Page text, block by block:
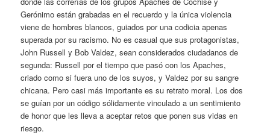
Gerónimo están grabadas en el recuerdo y la única violencia
viene de hombres blancos, guiados por una codicia apenas
superada por su racismo. No es casual que sus protagonistas,
John Russell y Bob Valdez, sean considerados ciudadanos de
segunda: Russell por el tiempo que pasó con los Apaches,
criado como si fuera uno de los suyos, y Valdez por su sangre
chicana. Pero casi más importante es su retrato moral. Los dos
se guían por un código sólidamente vinculado a un sentimiento
de honor que les lleva a aceptar retos que ponen sus vidas en
riesgo.